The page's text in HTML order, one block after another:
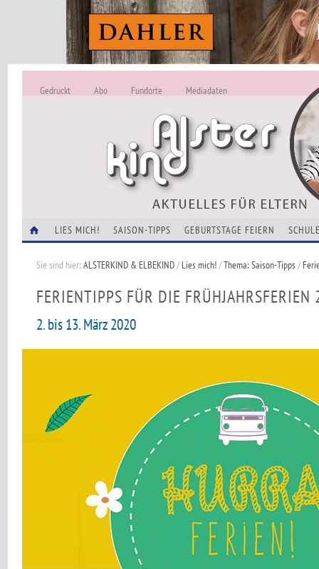
ALSTERKIND -
Alles Neu
Gedruckt Abo Fundorte Mediadaten
LIES MICH! SAISON-TIPPS GEBURTSTAGE FEIERN
Sie sind hier:ALSTERKIND & ELBEKIND/Lies mich!/Thema: Saison-Tipps/
FERIENTIPPS FÜR DIE
2. bis 13. März 2020